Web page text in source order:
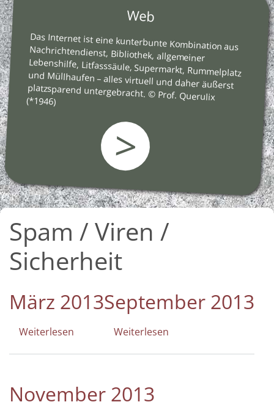
Web
Das Internet ist eine kunterbunte Kombination aus
Nachrichtendienst, Bibliothek, allgemeiner
Lebenshilfe, Litfasssäule, Supermarkt, Rummelplatz
und Müllhaufen – alles virtuell und daher äußerst
platzsparend untergebracht. © Prof. Querulix
(*1946)
>
Spam / Viren /
Sicherheit
März 2013
Weiterlesen
September 2013
Weiterlesen
November 2013